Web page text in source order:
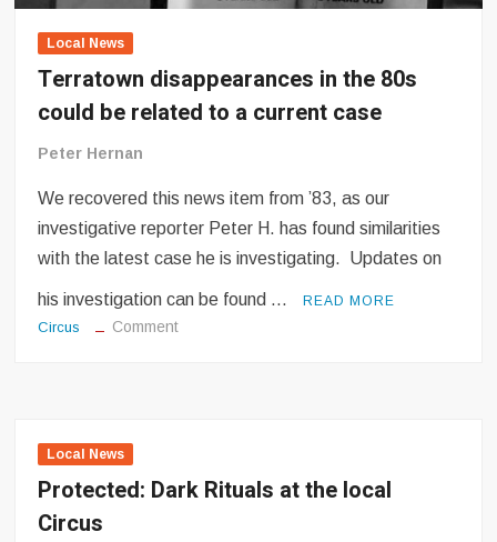
Local News
Terratown disappearances in the 80s
could be related to a current case
Peter Hernan
We recovered this news item from ’83, as our
investigative reporter Peter H. has found similarities
with the latest case he is investigating. Updates on
his investigation can be found … READ MORE
Circus Commenton
could
Local News
Protected: Dark Rituals at the local
Circus